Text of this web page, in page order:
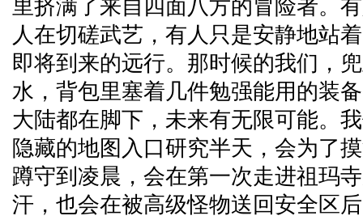
里挤满了来自四面八方的冒险者。
人在切磋武艺，有人只是安静地站
即将到来的远行。那时候的我们，
水，背包里塞着几件勉强能用的装
大陆都在脚下，未来有无限可能。
隐藏的地图入口研究半天，会为了
蹲守到凌晨，会在第一次走进祖玛
汗，也会在被高级怪物送回安全区